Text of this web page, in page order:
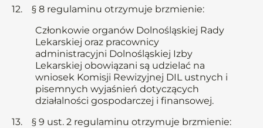
12. § 8 regulaminu otrzymuje brzmienie:
Członkowie organów Dolnośląskiej Rady
Lekarskiej oraz pracownicy
administracyjni Dolnośląskiej Izby
Lekarskiej obowiązani są udzielać na
wniosek Komisji Rewizyjnej DIL ustnych i
pisemnych wyjaśnień dotyczących
działalności gospodarczej i finansowej.
13. § 9 ust. 2 regulaminu otrzymuje brzmienie: